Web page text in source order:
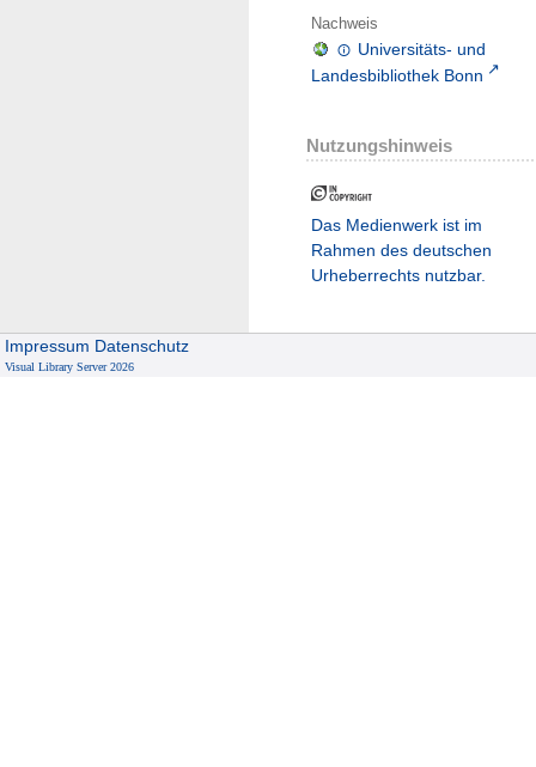
Nachweis
Universitäts- und
Landesbibliothek Bonn
Nutzungshinweis
Das Medienwerk ist im
Rahmen des deutschen
Urheberrechts nutzbar.
Impressum Datenschutz
Visual Library Server 2026